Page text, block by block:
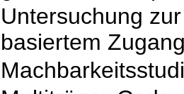
Untersuchung
basiertem